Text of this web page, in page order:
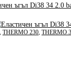
THERMO 230 THERMO